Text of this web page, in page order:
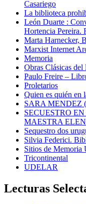
Casariego
La biblioteca
León Duarte :
Hortencia Pereira.
Marta Harnecker,
Marxist Internet
Memoria
Obras Clásicas
Paulo Freire –
Proletarios
Quien es quién en
SARA MENDEZ
SECUESTRO
MAESTRA
Sequestro dos
Silvia Federici.
Sitios de Memoria
Tricontinental
UDELAR
Lecturas